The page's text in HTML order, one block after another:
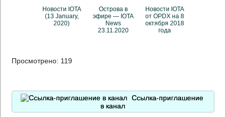
Новости IOTA
(13 January,
2020)
Острова в
эфире — IOTA
News
23.11.2020
Новости IOTA
от OPDX на 8
октября 2018
года
Просмотрено: 119
Ссылка-приглашение
в канал